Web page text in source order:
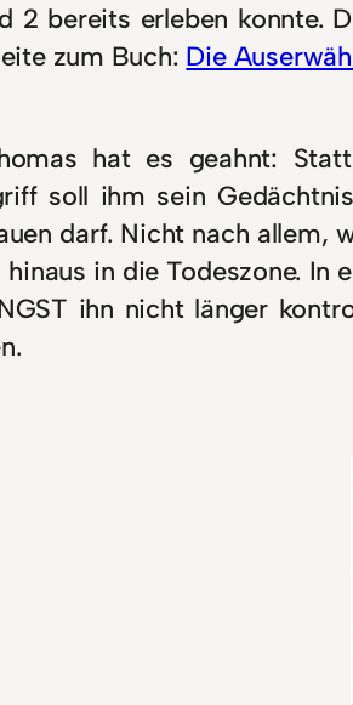
2 bereits erleben konnte.
zum Buch: Die
hat es geahnt:
soll ihm sein
darf. Nicht nach allem,
in die Todeszone.
ihn nicht länger